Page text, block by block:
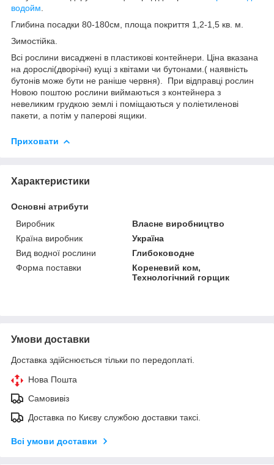
водойм
Глибина посадки 80-180см, площа покриття 1,2-1,5 кв. м.
Зимостійка.
Всі рослини висаджені в пластикові контейнери. Ціна вказана
на дорослі(дворічні) кущі з квітами чи бутонами.( наявність
бутонів може бути не раніше червня). При відправці рослин
Новою поштою рослини виймаються з контейнера з
невеликим грудкою землі і поміщаються у поліетиленові
пакети, а потім у паперові ящики.
Приховати
Характеристики
Основні атрибути
Виробник
Власне виробництво
Країна виробник
Україна
Вид водної рослини
Глибоководне
Форма поставки
Кореневий ком,
Технологічний горщик
Умови доставки
Доставка здійснюється тільки по передоплаті.
Нова Пошта
Самовивіз
Доставка по Києву службою доставки таксі.
Всі умови доставки